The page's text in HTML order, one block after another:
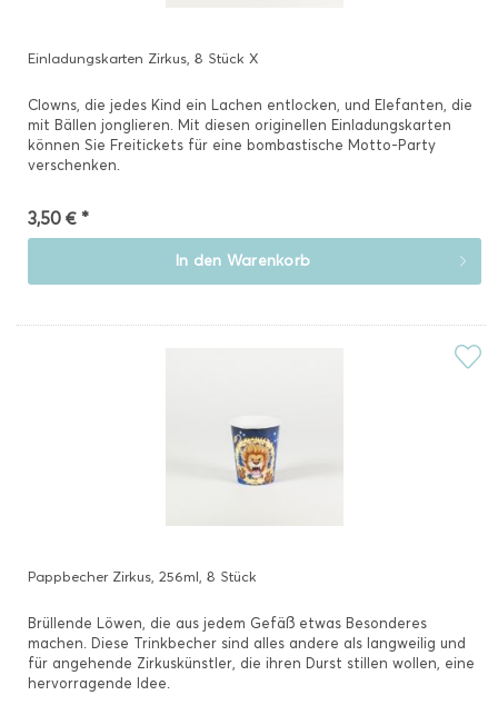
Einladungskarten Zirkus, 8 Stück X
Clowns, die jedes Kind ein Lachen entlocken, und Elefanten, die
mit Bällen jonglieren. Mit diesen originellen Einladungskarten
können Sie Freitickets für eine bombastische Motto-Party
verschenken.
3,50 € *
In den Warenkorb
Pappbecher Zirkus, 256ml, 8 Stück
Brüllende Löwen, die aus jedem Gefäß etwas Besonderes
machen. Diese Trinkbecher sind alles andere als langweilig und
für angehende Zirkuskünstler, die ihren Durst stillen wollen, eine
hervorragende Idee.